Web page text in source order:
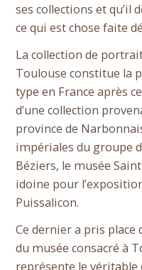
ses collections et qu’il
ce qui est chose faite
La collection de
Toulouse constitue la
type en France après
d’une collection
province de
impériales du groupe
Béziers, le musée
idoine pour
Puissalicon.
Ce dernier a pris place
du musée consacré à
représente le